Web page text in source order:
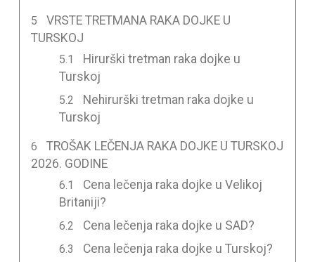
VRSTE TRETMANA RAKA DOJKE U
TURSKOJ
Hirurški tretman raka dojke u
Turskoj
Nehirurški tretman raka dojke u
Turskoj
TROŠAK LEČENJA RAKA DOJKE U TURSKOJ
2026. GODINE
Cena lečenja raka dojke u Velikoj
Britaniji?
Cena lečenja raka dojke u SAD?
Cena lečenja raka dojke u Turskoj?